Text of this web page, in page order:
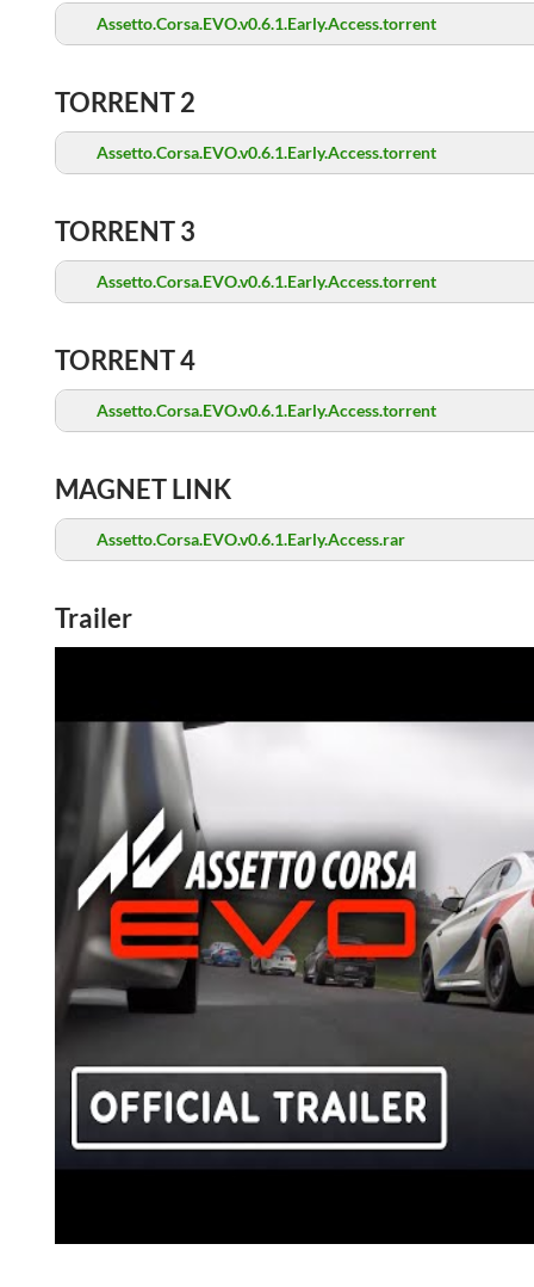
Assetto.Corsa.EVO.v0.6.1.Early.Access.torrent
TORRENT 2
Assetto.Corsa.EVO.v0.6.1.Early.Access.torrent
TORRENT 3
Assetto.Corsa.EVO.v0.6.1.Early.Access.torrent
TORRENT 4
Assetto.Corsa.EVO.v0.6.1.Early.Access.torrent
MAGNET LINK
Assetto.Corsa.EVO.v0.6.1.Early.Access.rar
Trailer